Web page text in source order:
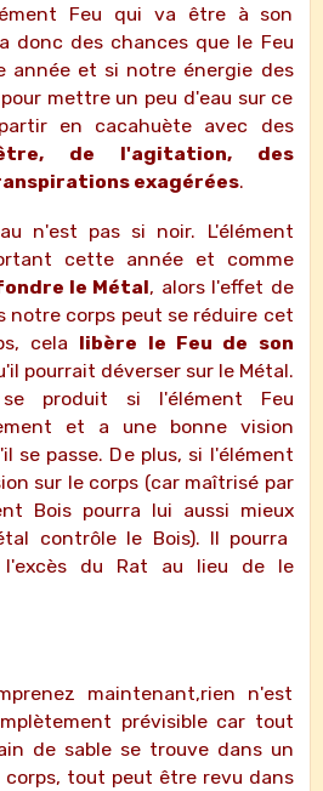
Feu qui va être à son
donc des chances que le Feu
et si notre énergie des
mettre un peu d'eau sur ce
en cacahuète avec des
de l'agitation, des
exagérées.
n'est pas si noir. L'élément
cette année et comme
le Métal, alors l'effet de
notre corps peut se réduire cet
cela libère le Feu de son
pourrait déverser sur le Métal.
se produit si l'élément Feu
et a une bonne vision
se passe. De plus, si l'élément
sur le corps (car maîtrisé par
Bois pourra lui aussi mieux
contrôle le Bois). Il pourra
l'excès du Rat au lieu de le
maintenant,rien n'est
prévisible car tout
de sable se trouve dans un
tout peut être revu dans